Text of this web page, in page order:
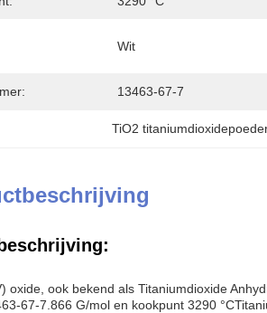
Wit
13463-67-7
TiO2
oxide, ook bekend als Titaniumdioxide
67-7.866 G/mol en kookpunt 3290